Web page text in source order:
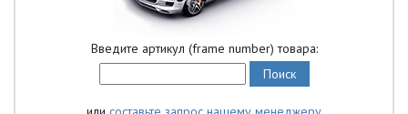
Введите артикул (frame number) товара: